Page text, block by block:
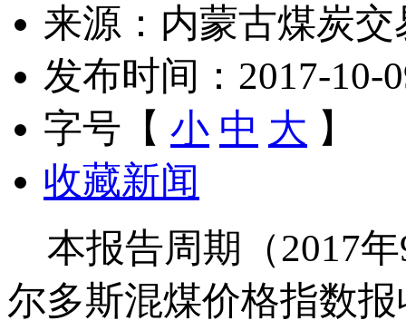
来源：内蒙古煤炭交
发布时间：2017-10-
字号【 小 中 大 】
收藏新闻
本报告周期（2017年
尔多斯混煤价格指数